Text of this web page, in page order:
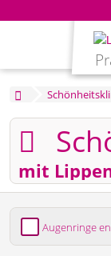
mit
Augenringe